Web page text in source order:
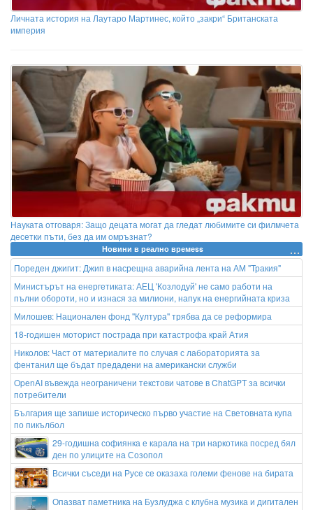
Личната история на Лаутаро Мартинес, който „закри“ Британската
империя
Науката отговаря: Защо децата могат да гледат любимите си филмчета
десетки пъти, без да им омръзнат?
Новини в реално времеss
Пореден джигит: Джип в насрещна аварийна лента на АМ "Тракия"
Министърът на енергетиката: АЕЦ 'Козлодуй' не само работи на
пълни обороти, но и изнася за милиони, напук на енергийната криза
Милошев: Национален фонд ''Култура'' трябва да се реформира
18-годишен моторист пострада при катастрофа край Атия
Николов: Част от материалите по случая с лабораторията за
фентанил ще бъдат предадени на американски служби
OpenAI въвежда неограничени текстови чатове в ChatGPT за всички
потребители
България ще запише историческо първо участие на Световната купа
по пикълбол
29-годишна софиянка е карала на три наркотика посред бял
ден по улиците на Созопол
Всички съседи на Русе се оказаха големи фенове на бирата
Опазват паметника на Бузлуджа с клубна музика и дигитален